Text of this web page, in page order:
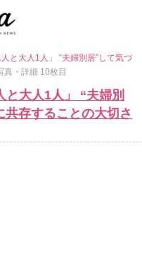
と大人1人」 “夫婦別居”して気づ
真・詳細 10枚目
と大人1人」 “夫婦別
存することの大切さ